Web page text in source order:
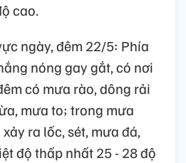
cao.
ngày, đêm 22/5: Phía
nóng gay gắt, có nơi
có mưa rào, dông rải
mưa to; trong mưa
ra lốc, sét, mưa đá,
độ thấp nhất 25 - 28 độ